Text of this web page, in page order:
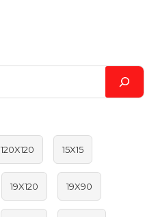
120X120 15X15
19X120 19X90